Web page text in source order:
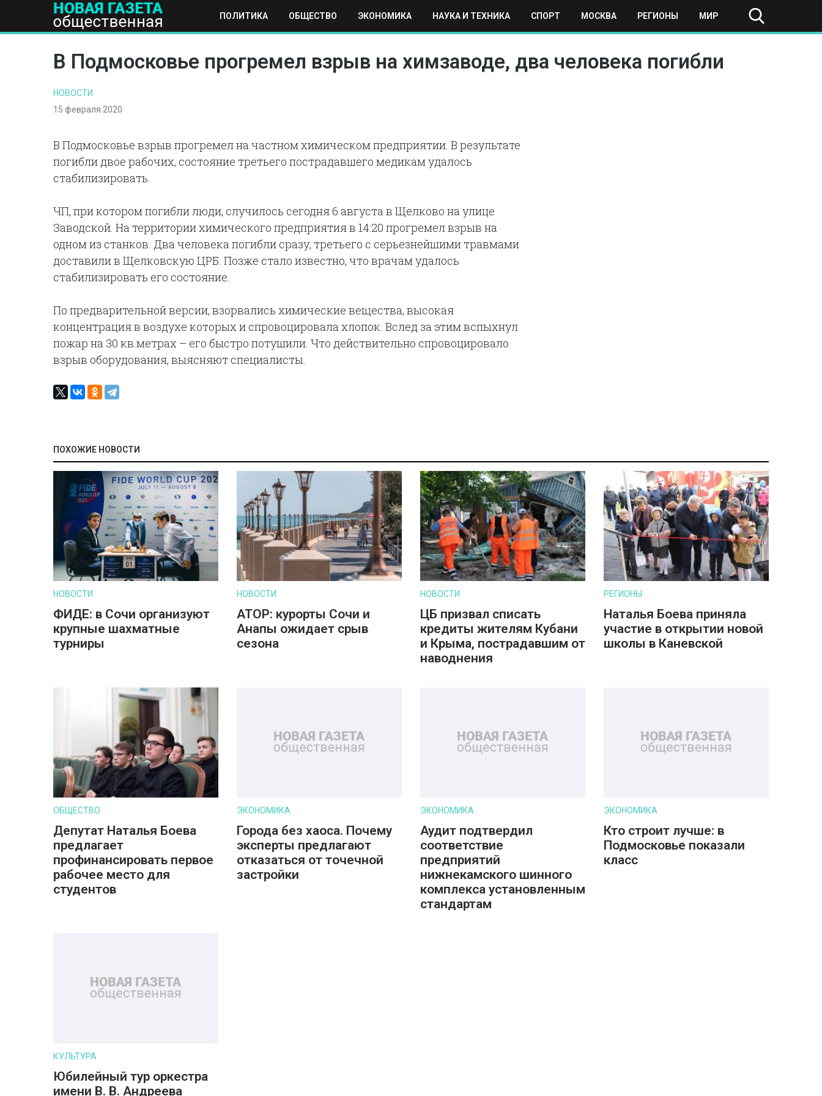
ПОЛИТИКА ОБЩЕСТВО ЭКОНОМИКА НАУКА И ТЕХНИКА СПОРТ МОСКВА РЕГИОНЫ МИР
ПОЛИТИКА ОБЩЕСТВО ЭКОНОМИКА НАУКА И ТЕХНИКА СПОРТ МОСКВА РЕГИОНЫ МИР
В Подмосковье прогремел взрыв на химзаводе, два человека погибли
НОВОСТИ
15 февраля 2020
В Подмосковье взрыв прогремел на частном химическом предприятии. В результате
погибли двое рабочих, состояние третьего пострадавшего медикам удалось
стабилизировать.
ЧП, при котором погибли люди, случилось сегодня 6 августа в Щелково на улице
Заводской. На территории химического предприятия в 14:20 прогремел взрыв на
одном из станков. Два человека погибли сразу, третьего с серьезнейшими травмами
доставили в Щелковскую ЦРБ. Позже стало известно, что врачам удалось
стабилизировать его состояние.
По предварительной версии, взорвались химические вещества, высокая
концентрация в воздухе которых и спровоцировала хлопок. Вслед за этим вспыхнул
пожар на 30 кв.метрах – его быстро потушили. Что действительно спровоцировало
взрыв оборудования, выясняют специалисты.
ПОХОЖИЕ НОВОСТИ
НОВОСТИ
ФИДЕ: в Сочи организуют
крупные шахматные
турниры
НОВОСТИ
АТОР: курорты Сочи и
Анапы ожидает срыв
сезона
НОВОСТИ
ЦБ призвал списать
кредиты жителям Кубани
и Крыма, пострадавшим от
наводнения
РЕГИОНЫ
Наталья Боева приняла
участие в открытии новой
школы в Каневской
ОБЩЕСТВО
Депутат Наталья Боева
предлагает
профинансировать первое
рабочее место для
студентов
ЭКОНОМИКА
Города без хаоса. Почему
эксперты предлагают
отказаться от точечной
застройки
ЭКОНОМИКА
Аудит подтвердил
соответствие
предприятий
нижнекамского шинного
комплекса установленным
стандартам
ЭКОНОМИКА
Кто строит лучше: в
Подмосковье показали
класс
КУЛЬТУРА
Юбилейный тур оркестра
имени В. В. Андреева